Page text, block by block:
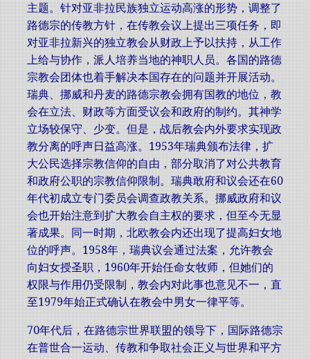
主题。针对亚非拉民族独立运动高涨的形势，调整了
路德宗的传教方针，在传教会议上提出三项任务，即
对亚非拉新兴的独立教会从财政上予以扶持，从工作
上给与协作，派人培养当地的神职人员。各国的路德
宗教会团体也着手解决本国存在的问题并开展活动。
瑞典、挪威和丹麦的路德宗教会拥有国教的地位，教
会在立法、财政等方面受议会和政府的制约。其神学
立场较保守、少变。但是，战后教会内外要求实现政
教分离的呼声日益高涨。1953年瑞典颁布法律，扩
大公民选择宗教信仰的自由，部分取消了对公共教育
和政府公职的宗教信仰限制。瑞典敢府和议会还在60
年代初成立专门委员会调查政教关系。挪威政府和议
会也开始注意到扩大教会自主权的要求，但至今无显
著成果。同一时期，北欧教会内还出现了提高妇女地
位的呼声。1958年，瑞典议会通过法案，允许教会
向妇女授圣职，1960年开始任命女牧师，但她们的
权限与作用仍受限制，教会内对此事也意见不一，直
至1979年始正式确认在教会中男女一律平等。
70年代后，在路德宗世界联盟的领导下，国际路德宗
在普世合一运动、传教和争取社会正义与世界和平方